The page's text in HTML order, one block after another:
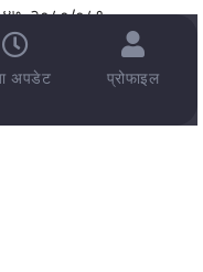
२०८०/०८१
तपाईंको इनबक्समा!
अपडेट प्रोफाइल